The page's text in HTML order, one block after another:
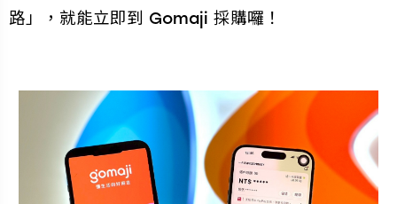
路」，就能立即到 Gomaji 採購囉！